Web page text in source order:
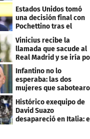
Estados Unidos tomó
una decisión final con
Pochettino tras el
Mundial
Vinicius recibe la
llamada que sacude al
Real Madrid y se iría
este salario
Infantino no lo
esperaba: las dos
mujeres que
sus planes con el
Mundial
Histórico exequipo de
David Suazo
desapareció en Italia: